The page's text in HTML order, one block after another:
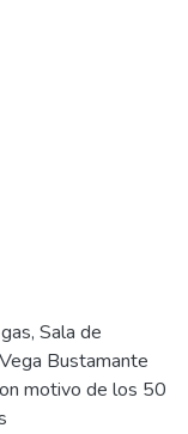
Sala de
Bustamante
motivo de los 50